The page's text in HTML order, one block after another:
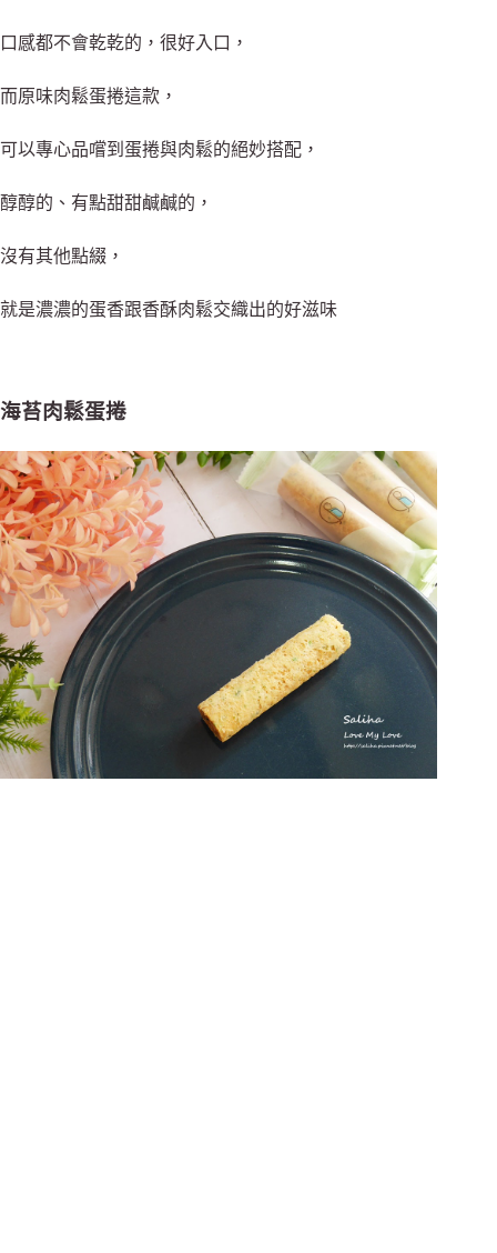
口感都不會乾乾的，很好入口，
而原味肉鬆蛋捲這款，
可以專心品嚐到蛋捲與肉鬆的絕妙搭配，
醇醇的、有點甜甜鹹鹹的，
沒有其他點綴，
就是濃濃的蛋香跟香酥肉鬆交織出的好滋味
海苔肉鬆蛋捲